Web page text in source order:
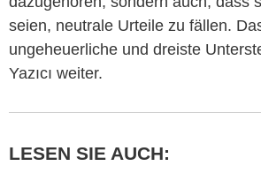
seien, neutrale Urteile zu fällen.
ungeheuerliche und dreiste
Yazıcı weiter.
LESEN SIE AUCH: